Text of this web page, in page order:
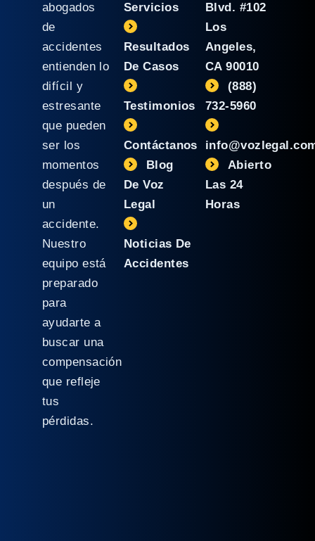
abogados
de
accidentes
entienden lo
difícil y
estresante
que pueden
ser los
momentos
después de
un
accidente.
Nuestro
equipo está
preparado
para
ayudarte a
buscar una
compensación
que refleje
tus
pérdidas.
Servicios
Resultados
De Casos
Testimonios
Contáctanos
Blog
De Voz
Legal
Noticias De
Accidentes
Blvd. #102
Los
Angeles,
CA 90010
(888)
732-5960
Abierto
Las 24
Horas